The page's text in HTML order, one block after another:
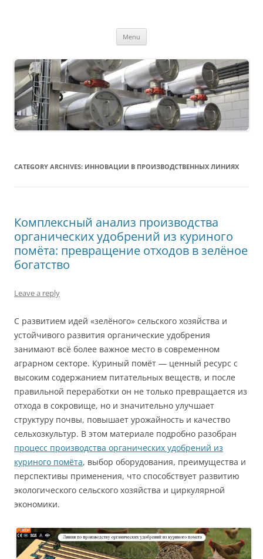
Menu
CATEGORY ARCHIVES: ИННОВАЦИИ В ПРОИЗВОДСТВЕННЫХ ЛИНИЯХ
Комплексный анализ производства
органических удобрений из куриного
помёта: превращение отходов в зелёное
богатство
Leave a reply
С развитием идей «зелёного» сельского хозяйства и
устойчивого развития органические удобрения
занимают всё более важное место в современном
аграрном секторе. Куриный помёт — ценный ресурс с
высоким содержанием питательных веществ, и после
правильной переработки он не только превращается из
отхода в сокровище, но и значительно улучшает
структуру почвы, повышает урожайность и качество
сельхозкультур. В этом материале подробно разобран
процесс производства органических удобрений из
куриного помёта, выбор оборудования, преимущества и
перспективы применения, что способствует развитию
экологического сельского хозяйства и циркулярной
экономики.